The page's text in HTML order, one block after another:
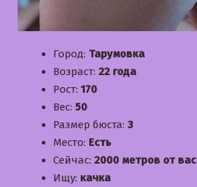
Город: Тарумовка
Возраст: 22 года
Рост: 170
Вес: 50
Размер бюста: 3
Место: Есть
Сейчас: 2000 метров от вас
Ищу: качка